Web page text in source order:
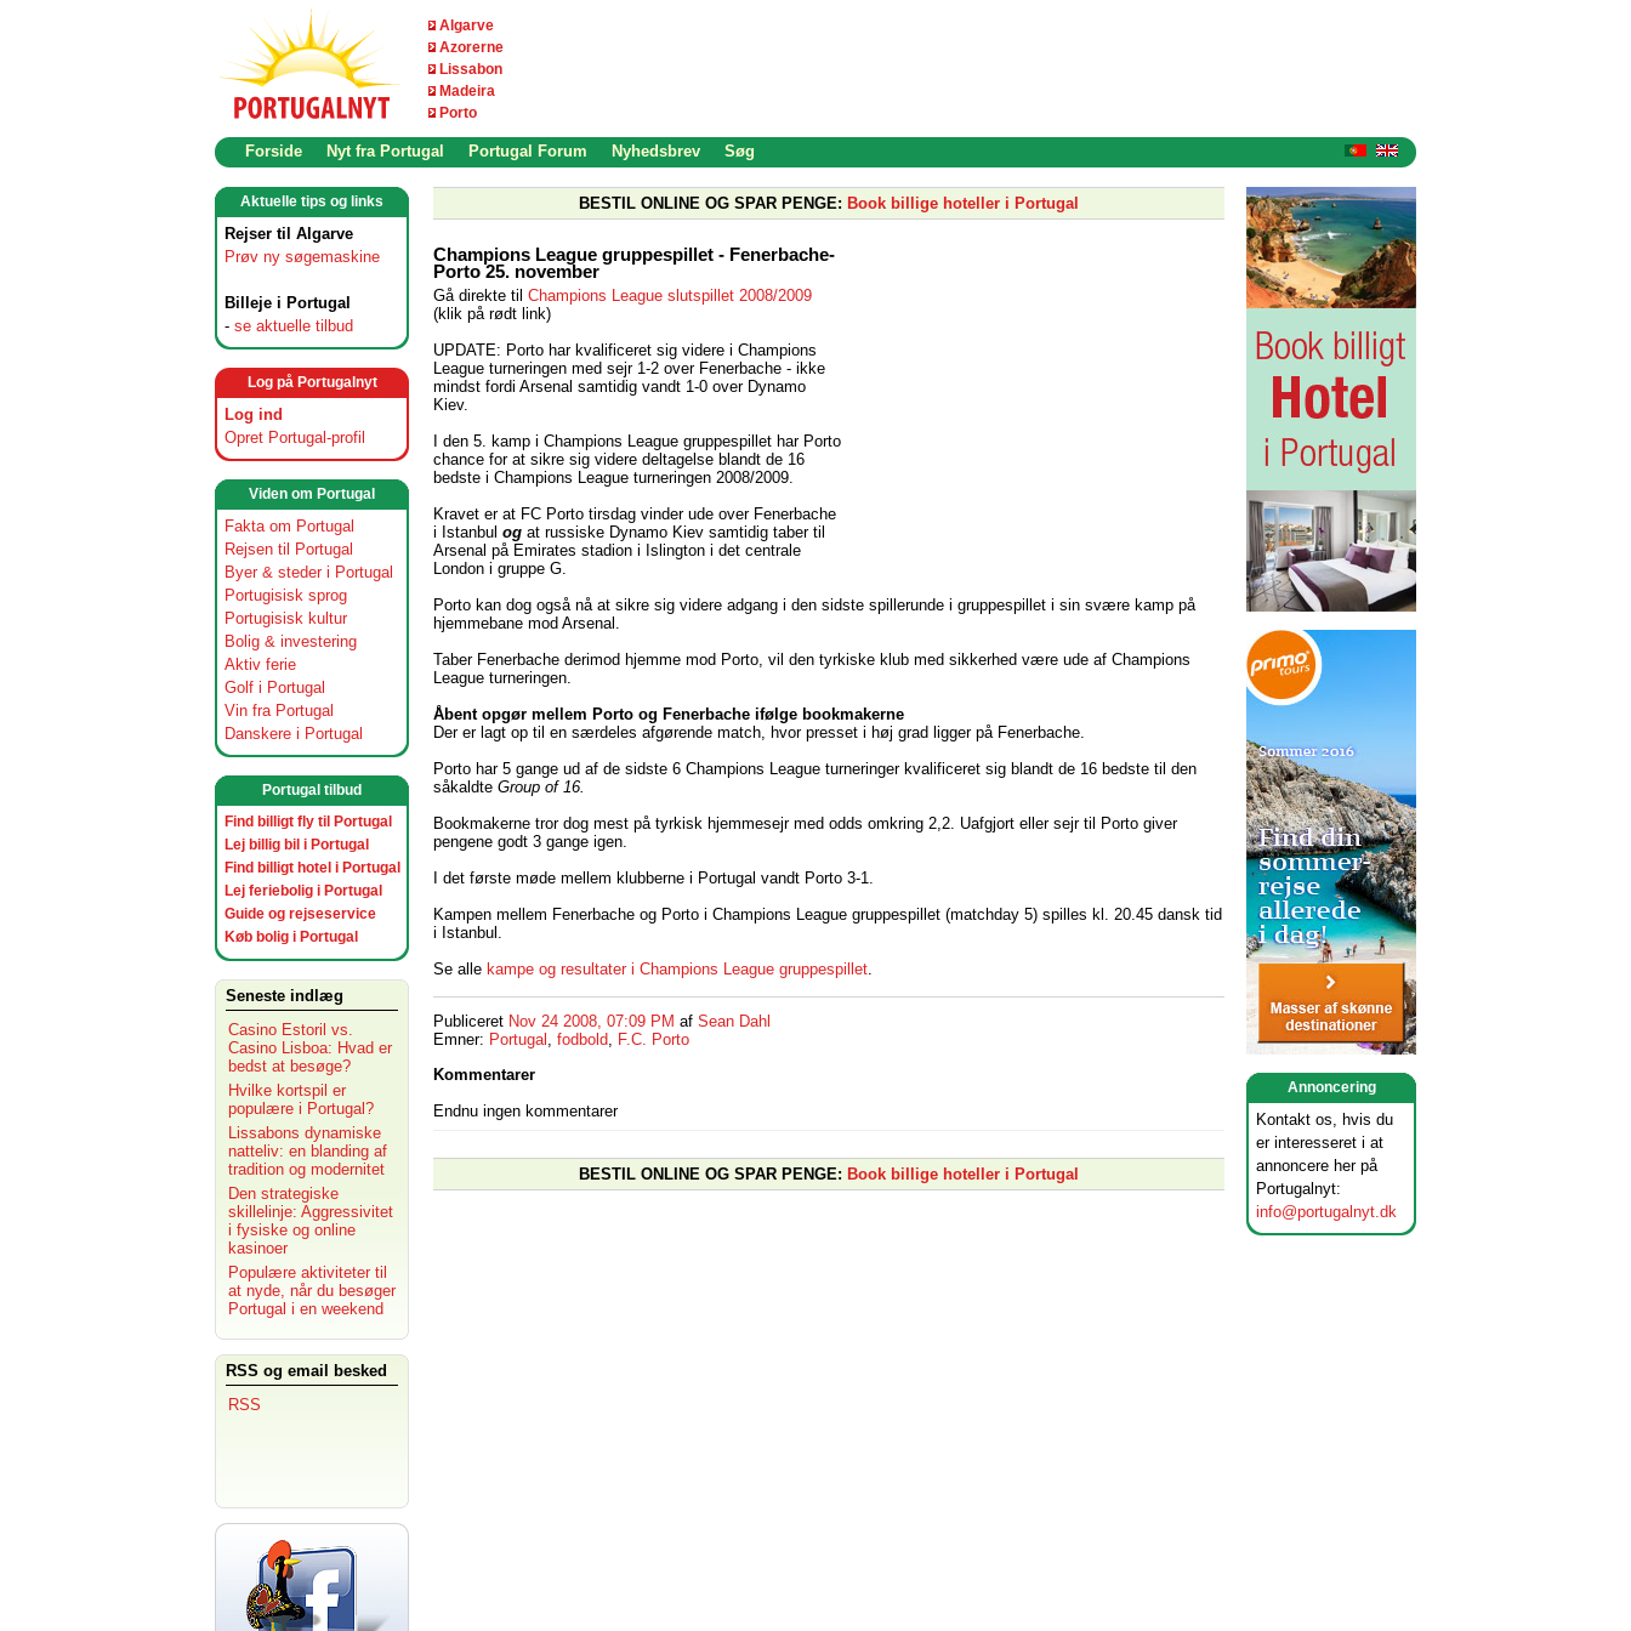
Algarve
Azorerne
Lissabon
Madeira
Porto
Forside Nyt fra Portugal Portugal Forum Nyhedsbrev Søg
Annoncering
Kontakt os, hvis du
er interesseret i at
annoncere her på
Portugalnyt:
info@portugalnyt.dk
Aktuelle tips og links
Rejser til Algarve
Prøv ny søgemaskine
Billeje i Portugal
- se aktuelle tilbud
Log på Portugalnyt
Log ind
Opret Portugal-profil
Viden om Portugal
Fakta om Portugal
Rejsen til Portugal
Byer & steder i Portugal
Portugisisk sprog
Portugisisk kultur
Bolig & investering
Aktiv ferie
Golf i Portugal
Vin fra Portugal
Danskere i Portugal
Portugal tilbud
Find billigt fly til Portugal
Lej billig bil i Portugal
Find billigt hotel i Portugal
Lej feriebolig i Portugal
Guide og rejseservice
Køb bolig i Portugal
Seneste indlæg
Casino Estoril vs.
Casino Lisboa: Hvad er
bedst at besøge?
Hvilke kortspil er
populære i Portugal?
Lissabons dynamiske
natteliv: en blanding af
tradition og modernitet
Den strategiske
skillelinje: Aggressivitet
i fysiske og online
kasinoer
Populære aktiviteter til
at nyde, når du besøger
Portugal i en weekend
RSS og email besked
RSS
BESTIL ONLINE OG SPAR PENGE: Book billige hoteller i Portugal
Champions League gruppespillet - Fenerbache-
Porto 25. november
Gå direkte til Champions League slutspillet 2008/2009
(klik på rødt link)
UPDATE: Porto har kvalificeret sig videre i Champions
League turneringen med sejr 1-2 over Fenerbache - ikke
mindst fordi Arsenal samtidig vandt 1-0 over Dynamo
Kiev.
I den 5. kamp i Champions League gruppespillet har Porto
chance for at sikre sig videre deltagelse blandt de 16
bedste i Champions League turneringen 2008/2009.
Kravet er at FC Porto tirsdag vinder ude over Fenerbache
i Istanbul og at russiske Dynamo Kiev samtidig taber til
Arsenal på Emirates stadion i Islington i det centrale
London i gruppe G.
Porto kan dog også nå at sikre sig videre adgang i den sidste spillerunde i gruppespillet i sin svære kamp på
hjemmebane mod Arsenal.
Taber Fenerbache derimod hjemme mod Porto, vil den tyrkiske klub med sikkerhed være ude af Champions
League turneringen.
Åbent opgør mellem Porto og Fenerbache ifølge bookmakerne
Der er lagt op til en særdeles afgørende match, hvor presset i høj grad ligger på Fenerbache.
Porto har 5 gange ud af de sidste 6 Champions League turneringer kvalificeret sig blandt de 16 bedste til den
såkaldte Group of 16.
Bookmakerne tror dog mest på tyrkisk hjemmesejr med odds omkring 2,2. Uafgjort eller sejr til Porto giver
pengene godt 3 gange igen.
I det første møde mellem klubberne i Portugal vandt Porto 3-1.
Kampen mellem Fenerbache og Porto i Champions League gruppespillet (matchday 5) spilles kl. 20.45 dansk tid
i Istanbul.
Se alle kampe og resultater i Champions League gruppespillet
Publiceret Nov 24 2008, 07:09 PM af Sean Dahl
Emner: Portugal , fodbold, F.C. Porto
Kommentarer
Endnu ingen kommentarer
BESTIL ONLINE OG SPAR PENGE: Book billige hoteller i Portugal